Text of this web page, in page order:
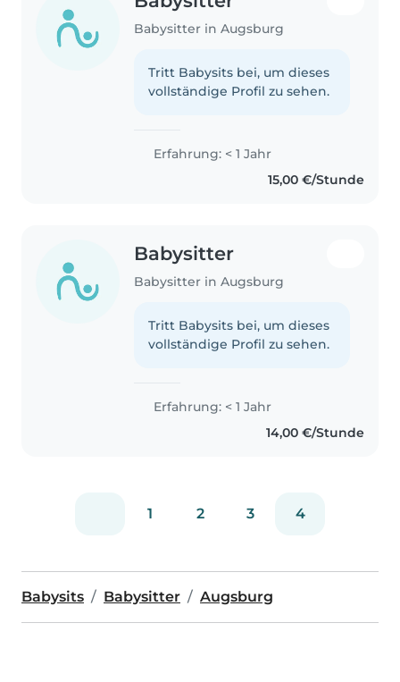
Babysitter in Augsburg
Tritt Babysits bei, um dieses
vollständige Profil zu sehen.
Erfahrung: < 1 Jahr
15,00 €/Stunde
Babysitter
Babysitter in Augsburg
Tritt Babysits bei, um dieses
vollständige Profil zu sehen.
Erfahrung: < 1 Jahr
14,00 €/Stunde
1 2 3 4
Babysits Babysitter Augsburg